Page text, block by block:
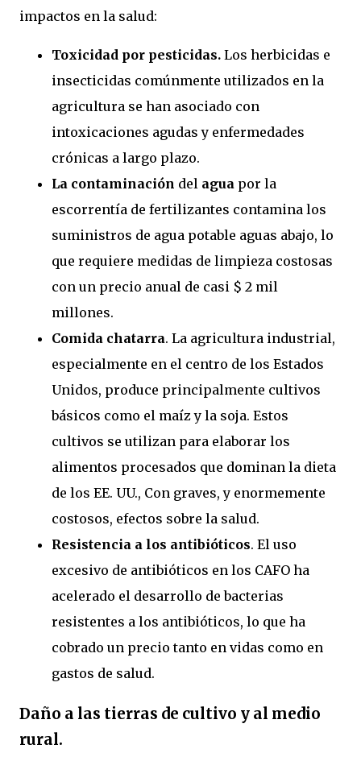
impactos en la salud:
Toxicidad por pesticidas. Los herbicidas e
insecticidas comúnmente utilizados en la
agricultura se han asociado con
intoxicaciones agudas y enfermedades
crónicas a largo plazo.
La contaminación del agua por la
escorrentía de fertilizantes contamina los
suministros de agua potable aguas abajo, lo
que requiere medidas de limpieza costosas
con un precio anual de casi $ 2 mil
millones.
Comida chatarra. La agricultura industrial,
especialmente en el centro de los Estados
Unidos, produce principalmente cultivos
básicos como el maíz y la soja. Estos
cultivos se utilizan para elaborar los
alimentos procesados ​​que dominan la dieta
de los EE. UU., Con graves, y enormemente
costosos, efectos sobre la salud.
Resistencia a los antibióticos. El uso
excesivo de antibióticos en los CAFO ha
acelerado el desarrollo de bacterias
resistentes a los antibióticos, lo que ha
cobrado un precio tanto en vidas como en
gastos de salud.
Daño a las tierras de cultivo y al medio
rural.